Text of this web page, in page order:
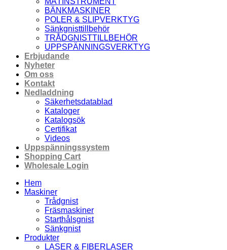
BÄNKMASKINER
POLER & SLIPVERKTYG
Sänkgnisttillbehör
TRÅDGNISTTILLBEHÖR
UPPSPÄNNINGSVERKTYG
Erbjudande
Nyheter
Om oss
Kontakt
Nedladdning
Säkerhetsdatablad
Kataloger
Katalogsök
Certifikat
Videos
Uppspänningssystem
Shopping Cart
Wholesale Login
Hem
Maskiner
Trådgnist
Fräsmaskiner
Starthålsgnist
Sänkgnist
Produkter
LASER & FIBERLASER